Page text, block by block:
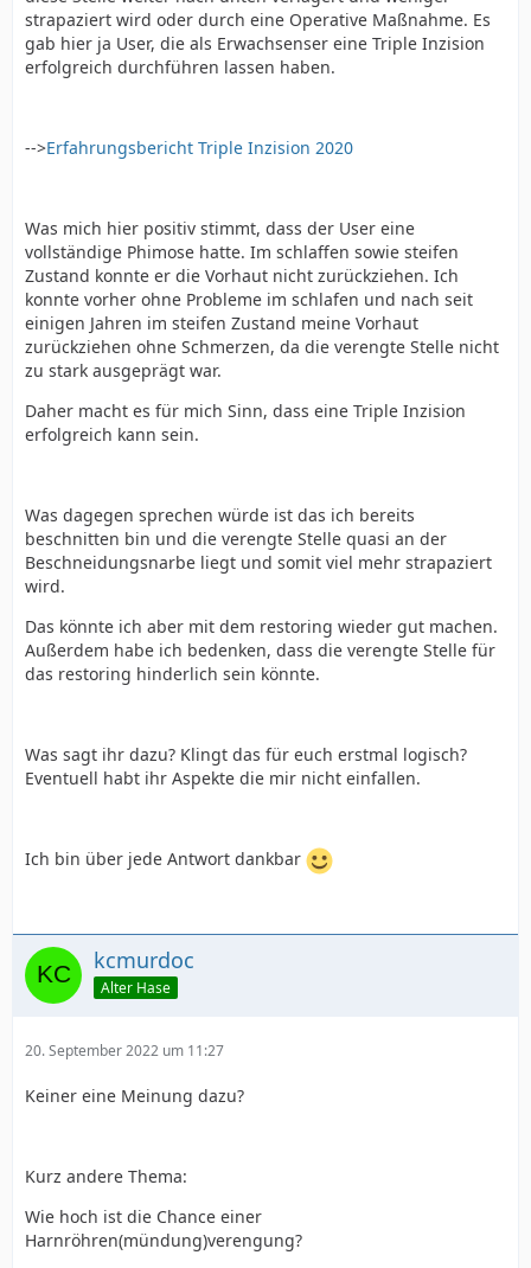
strapaziert wird oder durch eine Operative Maßnahme. Es
gab hier ja User, die als Erwachsenser eine Triple Inzision
erfolgreich durchführen lassen haben.
-->Erfahrungsbericht Triple Inzision 2020
Was mich hier positiv stimmt, dass der User eine
vollständige Phimose hatte. Im schlaffen sowie steifen
Zustand konnte er die Vorhaut nicht zurückziehen. Ich
konnte vorher ohne Probleme im schlafen und nach seit
einigen Jahren im steifen Zustand meine Vorhaut
zurückziehen ohne Schmerzen, da die verengte Stelle nicht
zu stark ausgeprägt war.
Daher macht es für mich Sinn, dass eine Triple Inzision
erfolgreich kann sein.
Was dagegen sprechen würde ist das ich bereits
beschnitten bin und die verengte Stelle quasi an der
Beschneidungsnarbe liegt und somit viel mehr strapaziert
wird.
Das könnte ich aber mit dem restoring wieder gut machen.
Außerdem habe ich bedenken, dass die verengte Stelle für
das restoring hinderlich sein könnte.
Was sagt ihr dazu? Klingt das für euch erstmal logisch?
Eventuell habt ihr Aspekte die mir nicht einfallen.
Ich bin über jede Antwort dankbar
kcmurdoc
Alter Hase
20. September 2022 um 11:27
Keiner eine Meinung dazu?
Kurz andere Thema:
Wie hoch ist die Chance einer
Harnröhren(mündung)verengung?